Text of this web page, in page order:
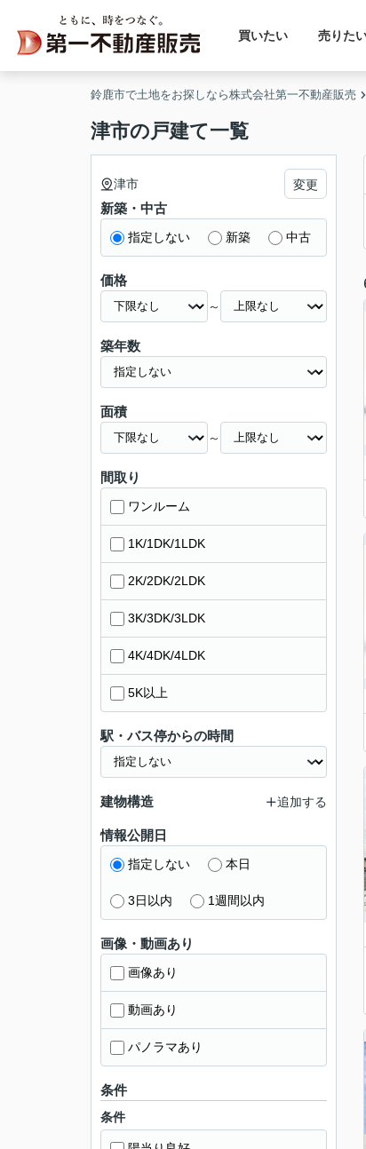
買いたい 売りた
鈴鹿市で土地をお探しなら株式会社第一不動産販売
津市の戸建て一覧
津市 変更
新築・中古
指定しない 新築 中古
価格
～
築年数
面積
～
間取り
ワンルーム
1K/1DK/1LDK
2K/2DK/2LDK
3K/3DK/3LDK
4K/4DK/4LDK
5K以上
駅・バス停からの時間
建物構造 追加する
情報公開日
指定しない 本日
3日以内 1週間以内
画像・動画あり
画像あり
動画あり
パノラマあり
条件
条件